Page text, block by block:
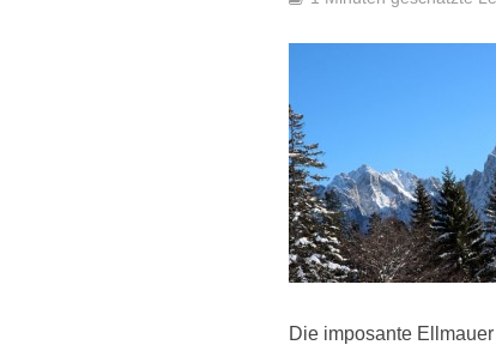
Die imposante